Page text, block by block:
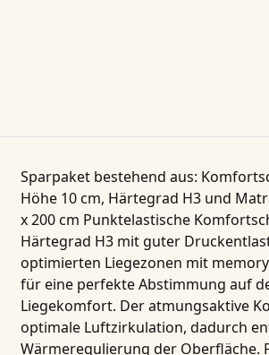
Sparpaket bestehend aus:
Höhe 10 cm, Härtegrad H3 und
x 200 cm Punktelastische
Härtegrad H3 mit guter
optimierten Liegezonen mit
für eine perfekte Abstimmung auf
Liegekomfort. Der atmungsaktive
optimale Luftzirkulation, dadurch
Wärmeregulierung der Oberfläche.